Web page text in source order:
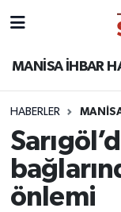
MANİSA İHBAR
HABERLER
önlemi
ASAYİŞ
KÜLTÜR-
MAGAZİN
Hava
Puan
Tüm